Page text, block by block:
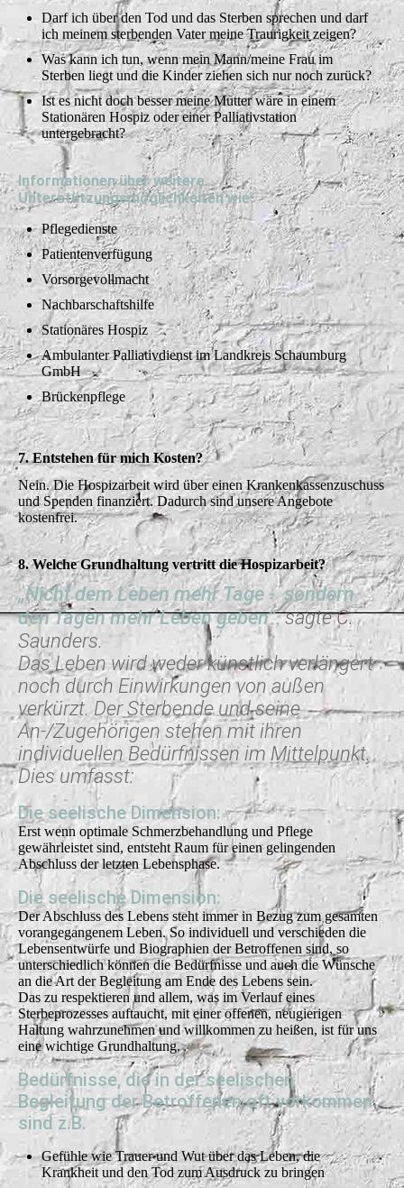
Darf ich über den Tod und das Sterben sprechen und darf
ich meinem sterbenden Vater meine Traurigkeit zeigen?
Was kann ich tun, wenn mein Mann/meine Frau im
Sterben liegt und die Kinder ziehen sich nur noch zurück?
Ist es nicht doch besser meine Mutter wäre in einem
Stationären Hospiz oder einer Palliativstation
untergebracht?
Informationen über weitere
Unterstützungsmöglichkeiten wie:
Pflegedienste
Patientenverfügung
Vorsorgevollmacht
Nachbarschaftshilfe
Stationäres Hospiz
Ambulanter Palliativdienst im Landkreis Schaumburg
GmbH
Brückenpflege
7. Entstehen für mich Kosten?
Nein. Die Hospizarbeit wird über einen Krankenkassenzuschuss
und Spenden finanziert. Dadurch sind unsere Angebote
kostenfrei.
8. Welche Grundhaltung vertritt die Hospizarbeit?
„Nicht dem Leben mehr Tage - sondern
den Tagen mehr Leben geben“, sagte C.
Saunders.
Das Leben wird weder künstlich verlängert
noch durch Einwirkungen von außen
verkürzt. Der Sterbende und seine
An-/Zugehörigen stehen mit ihren
individuellen Bedürfnissen im Mittelpunkt.
Dies umfasst:
Die seelische Dimension:
Erst wenn optimale Schmerzbehandlung und Pflege
gewährleistet sind, entsteht Raum für einen gelingenden
Abschluss der letzten Lebensphase.
Die seelische Dimension:
Der Abschluss des Lebens steht immer in Bezug zum gesamten
vorangegangenem Leben. So individuell und verschieden die
Lebensentwürfe und Biographien der Betroffenen sind, so
unterschiedlich können die Bedürfnisse und auch die Wünsche
an die Art der Begleitung am Ende des Lebens sein.
Das zu respektieren und allem, was im Verlauf eines
Sterbeprozesses auftaucht, mit einer offenen, neugierigen
Haltung wahrzunehmen und willkommen zu heißen, ist für uns
eine wichtige Grundhaltung.
Bedürfnisse, die in der seelischen
Begleitung der Betroffenen oft vorkommen
sind z.B.
Gefühle wie Trauer und Wut über das Leben, die
Krankheit und den Tod zum Ausdruck zu bringen